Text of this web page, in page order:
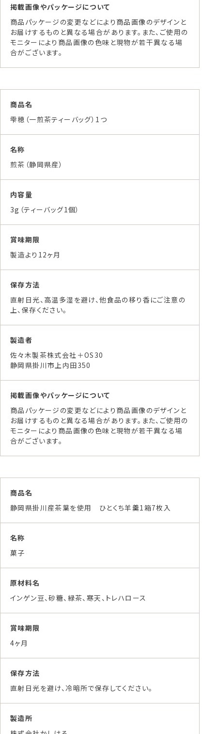
掲載画像やパッケージについて
商品パッケージの変更などにより商品画像のデザインと
お届けするものと異なる場合があります。また、ご使用の
モニターにより商品画像の色味と現物が若干異なる場
合がございます。
商品名
雫穂（一煎茶ティーバッグ）1つ
名称
煎茶（静岡県産）
内容量
3g（ティーバッグ1個）
賞味期限
製造より12ヶ月
保存方法
直射日光、高温多湿を避け、他食品の移り香にご注意の
上、保存ください。
製造者
佐々木製茶株式会社＋OS30
静岡県掛川市上内田350
掲載画像やパッケージについて
商品パッケージの変更などにより商品画像のデザインと
お届けするものと異なる場合があります。また、ご使用の
モニターにより商品画像の色味と現物が若干異なる場
合がございます。
商品名
静岡県掛川産茶葉を使用 ひとくち羊羹1箱7枚入
名称
菓子
原材料名
インゲン豆、砂糖、緑茶、寒天、トレハロース
賞味期限
4ヶ月
保存方法
直射日光を避け、冷暗所で保存してください。
製造所